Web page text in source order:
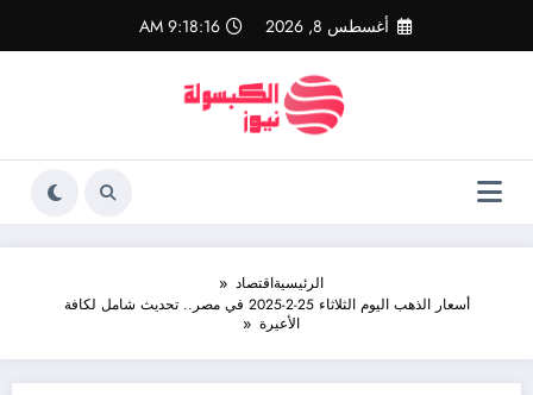
المحتوى
أغسطس 8, 2026 9:18:17 AM
الرئيسيةاقتصاد
أسعار الذهب اليوم الثلاثاء 25-2-2025 في مصر.. تحديث شامل لكافة
الأعيرة